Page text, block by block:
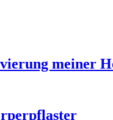
meiner